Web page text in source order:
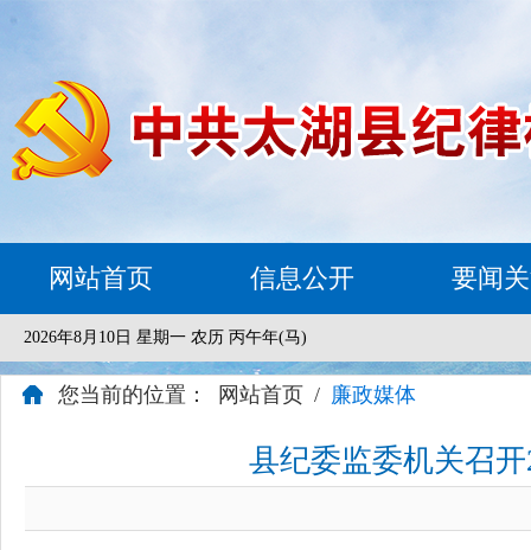
网站首页 信息公开 要闻
2026年8月10日 星期一 农历 丙午年(马)
您当前的位置： 网站首页 / 廉政媒体
县纪委监委机关召